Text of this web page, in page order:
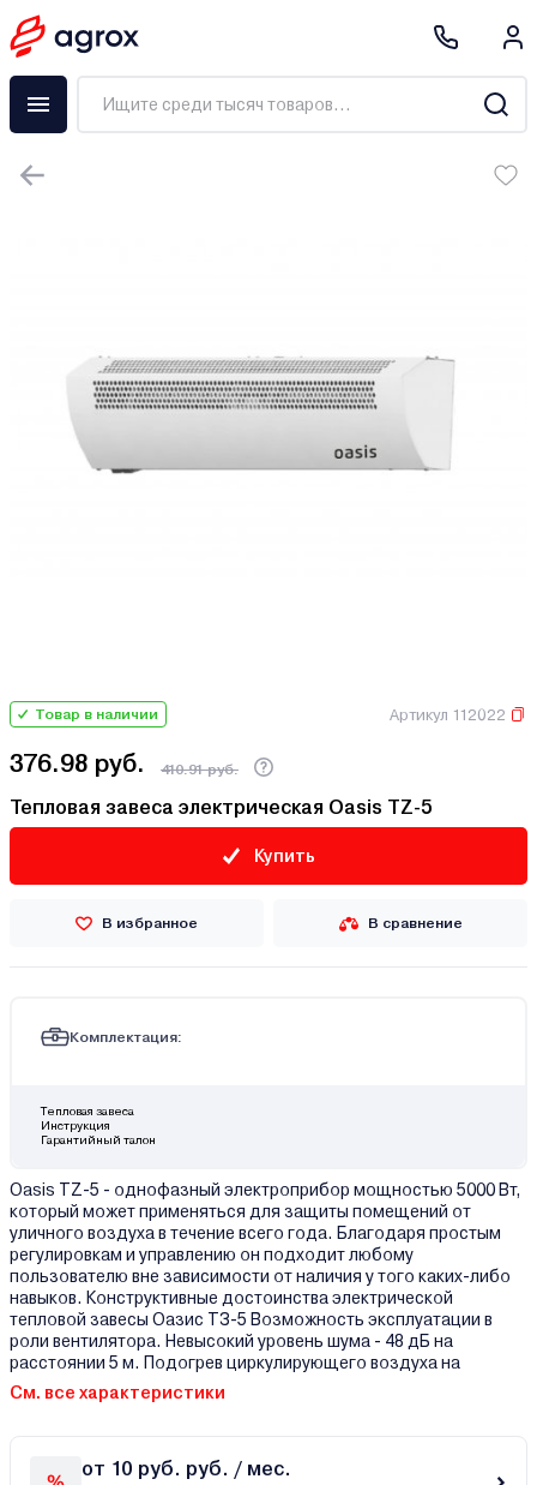
Товар в наличии Артикул 112022
376.98 руб. 410.91 руб.
Тепловая завеса электрическая Oasis TZ-5
Купить
В избранное В сравнение
Комплектация:
Тепловая завеса
Инструкция
Гарантийный талон
Oasis TZ-5 - однофазный электроприбор мощностью 5000 Вт,
который может применяться для защиты помещений от
уличного воздуха в течение всего года. Благодаря простым
регулировкам и управлению он подходит любому
пользователю вне зависимости от наличия у того каких-либо
навыков. Конструктивные достоинства электрической
тепловой завесы Оазис TЗ-5 Возможность эксплуатации в
роли вентилятора. Невысокий уровень шума - 48 дБ на
расстоянии 5 м. Подогрев циркулирующего воздуха на
См. все характеристики
от 10 руб. руб. / мес.